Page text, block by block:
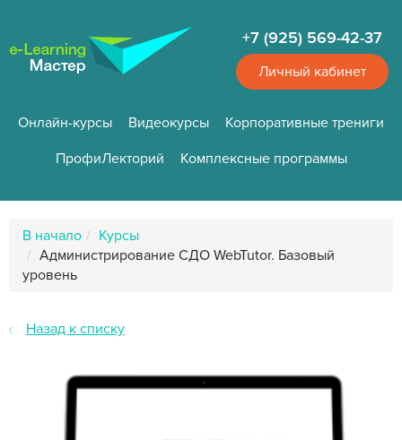
основному
содержанию
+7 (925) 569-42-37
Личный кабинет
Онлайн-курсы Видеокурсы
Корпоративные трениги
ПрофиЛекторий
Комплексные программы
Путь
странице
В начало
Курсы
Администрирование СДО WebTutor. Базовый
уровень
Назад к списку